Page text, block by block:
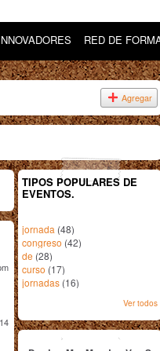
RED DE
Agregar
TIPOS POPULARES DE
EVENTOS.
jornada (48)
congreso (42)
de (28)
curso (17)
jornadas (16)
Ver todos
julio 2015